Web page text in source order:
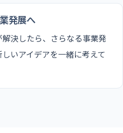
発展へ
決したら、さらなる事業発
いアイデアを一緒に考えて